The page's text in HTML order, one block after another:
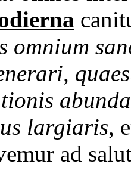
omnium
largiaris,
ad